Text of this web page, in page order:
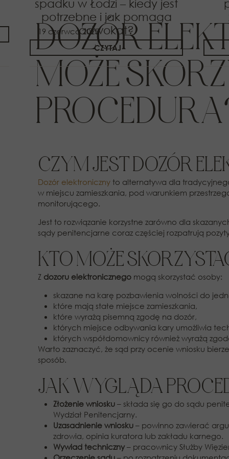
spadku w Łodzi – kiedy jest
potrzebne i jak pomaga
adwokat?
CZYTAJ
DOZÓR
MOŻE
CZYM JEST DOZÓR
Dozór elektroniczny to alternatywa dla
w miejscu zamieszkania, pod warunkiem
monitorującego.
Jest to rozwiązanie korzystne zarówno dla
sądy penitencjarne coraz częściej rozpatrują
KTO MOŻE
Z dozoru elektronicznego mogą skorzystać osoby:
skazane na karę pozbawienia wolności do
które mają stałe miejsce zamieszkania,
które wyrażą pisemną zgodę na dozór,
których miejsce odbywania kary umożliwia
których współdomownicy również wyrażą
Warto zaznaczyć, że sąd przy ocenie wniosku
sposób.
JAK WYGLĄDA
Złożenie wniosku – składa się go do sądu
Wydział Penitencjarny.
Uzasadnienie wniosku – powinno zawierać
zdrowia, opinia kuratora lub zakładu karnego.
Wywiad techniczny – pracownicy Służby
19 czerwca 2025